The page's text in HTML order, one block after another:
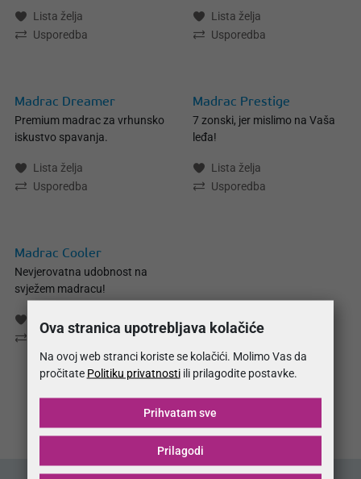
Lista želja
Usporedba
Lista želja
Usporedba
Madrac Dreamer
Premium madrac za vrhunsko
iskustvo spavanja.
Lista želja
Usporedba
Madrac Prestige
7 zonski, jer mislimo na Vaša
leđa!
Lista želja
Usporedba
Madrac Cooler
Nevjerovatna udobnost na
svježem madracu!
Ova stranica upotrebljava kolačiće
Na ovoj web stranci koriste se kolačići. Molimo Vas da
pročitate Politiku privatnostiili prilagodite postavke.
Prilagodi
Prihvatam sve